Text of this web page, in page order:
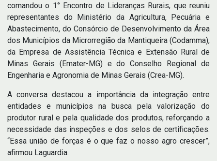
comandou o 1° Encontro de Lideranças Rurais, que reuniu
representantes do Ministério da Agricultura, Pecuária e
Abastecimento, do Consórcio de Desenvolvimento da Área
dos Municípios da Microrregião da Mantiqueira (Codamma),
da Empresa de Assistência Técnica e Extensão Rural de
Minas Gerais (Emater-MG) e do Conselho Regional de
Engenharia e Agronomia de Minas Gerais (Crea-MG).
A conversa destacou a importância da integração entre
entidades e municípios na busca pela valorização do
produtor rural e pela qualidade dos produtos, reforçando a
necessidade das inspeções e dos selos de certificações.
“Essa união de forças é o que faz o nosso agro crescer”,
afirmou Laguardia.